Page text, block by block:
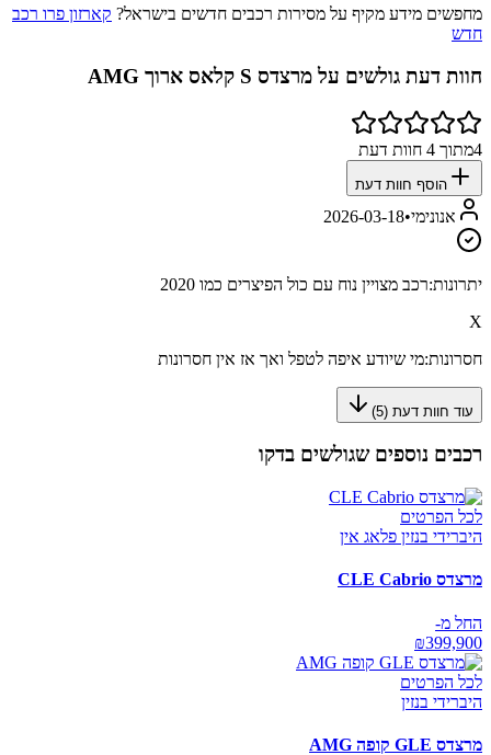
מחפשים מידע מקיף על מסירות רכבים חדשים בישראל? קארזון פרו רכב
חדש
חוות דעת גולשים על מרצדס S קלאס ארוך AMG
4מתוך 4 חוות דעת
הוסף חוות דעת
אנונימי•
2026-03-18
יתרונות:רכב מצויין נוח עם כול הפיצרים כמו 2020
X
חסרונות:מי שיודע איפה לטפל ואך אז אין חסרונות
עוד חוות דעת (5
)
רכבים נוספים שגולשים בדקו
לכל הפרטים
היברידי בנזין פלאג אין
מרצדס CLE Cabrio
החל מ-
₪399,900
לכל הפרטים
היברידי בנזין
מרצדס GLE קופה AMG